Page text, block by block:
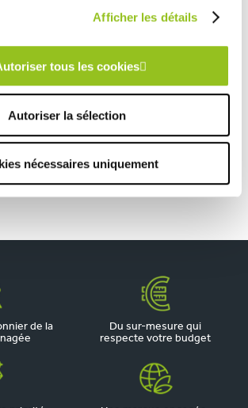
Afficher les détails
tous les cookies
Autoriser la sélection
nécessaires uniquement
AVEC CLAUSTRA
Cuisine moderne grise avec cave à vin
de la
Du sur-mesure qui
respecte votre budget